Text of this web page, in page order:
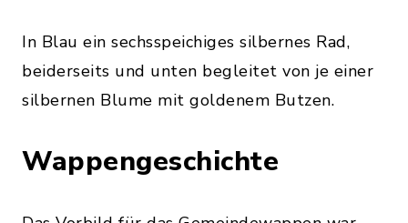
In Blau ein sechsspeichiges silbernes Rad,
beiderseits und unten begleitet von je einer
silbernen Blume mit goldenem Butzen.
Wappengeschichte